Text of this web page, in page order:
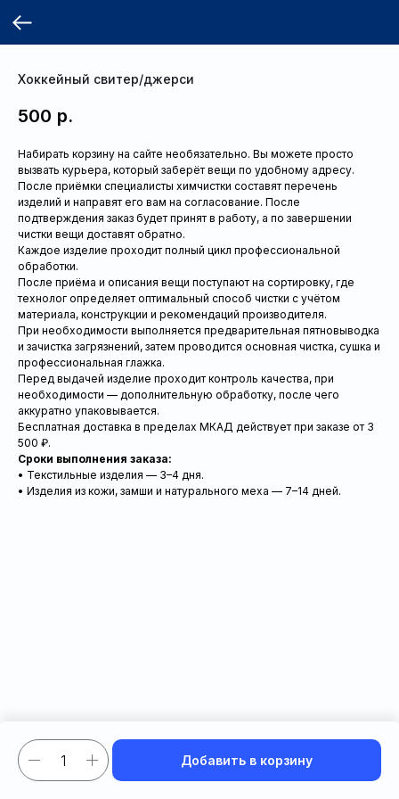
Хоккейный свитер/джерси
500 р.
Добавить в корзину
Набирать корзину на сайте необязательно. Вы можете просто
вызвать курьера, который заберёт вещи по удобному адресу.
После приёмки специалисты химчистки составят перечень
изделий и направят его вам на согласование. После
подтверждения заказ будет принят в работу, а по завершении
чистки вещи доставят обратно.
Каждое изделие проходит полный цикл профессиональной
обработки.
После приёма и описания вещи поступают на сортировку, где
технолог определяет оптимальный способ чистки с учётом
материала, конструкции и рекомендаций производителя.
При необходимости выполняется предварительная пятновыводка
и зачистка загрязнений, затем проводится основная чистка, сушка и
профессиональная глажка.
Перед выдачей изделие проходит контроль качества, при
необходимости — дополнительную обработку, после чего
аккуратно упаковывается.
Бесплатная доставка в пределах МКАД действует при заказе от 3
500 ₽.
Сроки выполнения заказа:
• Текстильные изделия — 3–4 дня.
• Изделия из кожи, замши и натурального меха — 7–14 дней.